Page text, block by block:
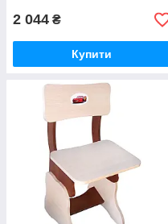
2 044 ₴
Купити